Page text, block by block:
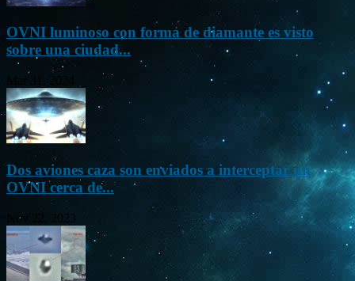
OVNI luminoso con forma de diamante es visto
sobre una ciudad...
Dos aviones caza son enviados a interceptar un
OVNI cerca de...
Nov 22, 2023